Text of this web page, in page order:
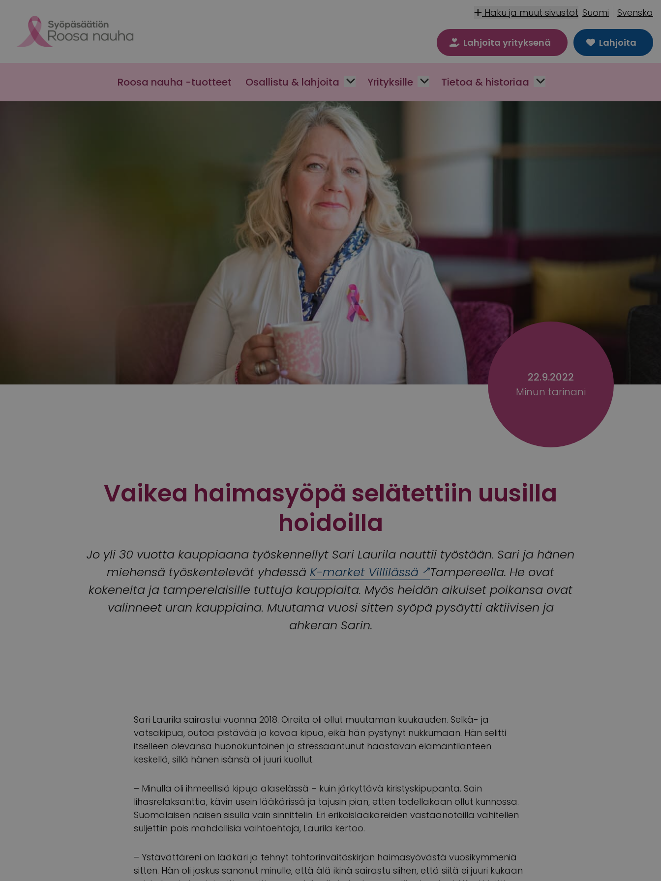
Haku ja muut sivustot Suomi Svenska
Lahjoita yrityksenä Lahjoita
Roosa nauha -tuotteet Osallistu & lahjoita Yrityksille Tietoa & historiaa
22.9.2022
Minun tarinani
Vaikea haimasyöpä selätettiin uusilla
hoidoilla
Jo yli 30 vuotta kauppiaana työskennellyt Sari Laurila nauttii työstään. Sari ja hänen
miehensä työskentelevät yhdessä K-market Villilässä
Tampereella. He ovat
kokeneita ja tamperelaisille tuttuja kauppiaita. Myös heidän aikuiset poikansa ovat
valinneet uran kauppiaina. Muutama vuosi sitten syöpä pysäytti aktiivisen ja
ahkeran Sarin.
Sari Laurila sairastui vuonna 2018. Oireita oli ollut muutaman kuukauden. Selkä- ja
vatsakipua, outoa pistävää ja kovaa kipua, eikä hän pystynyt nukkumaan. Hän selitti
itselleen olevansa huonokuntoinen ja stressaantunut haastavan elämäntilanteen
keskellä, sillä hänen isänsä oli juuri kuollut.
– Minulla oli ihmeellisiä kipuja alaselässä – kuin järkyttävä kiristyskipupanta. Sain
lihasrelaksanttia, kävin usein lääkärissä ja tajusin pian, etten todellakaan ollut kunnossa.
Suomalaisen naisen sisulla vain sinnittelin. Eri erikoislääkäreiden vastaanotoilla vähitellen
suljettiin pois mahdollisia vaihtoehtoja, Laurila kertoo.
– Ystävättäreni on lääkäri ja tehnyt tohtorinväitöskirjan haimasyövästä vuosikymmeniä
sitten. Hän oli joskus sanonut minulle, että älä ikinä sairastu siihen, että siitä ei juuri kukaan